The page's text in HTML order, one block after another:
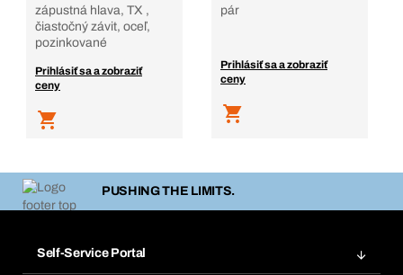
zápustná hlava, TX ,
čiastočný závit, oceľ,
pozinkované
Prihlásiť sa a zobraziť
ceny
pár
Prihlásiť sa a zobraziť
ceny
PUSHING THE LIMITS.
Self-Service Portal